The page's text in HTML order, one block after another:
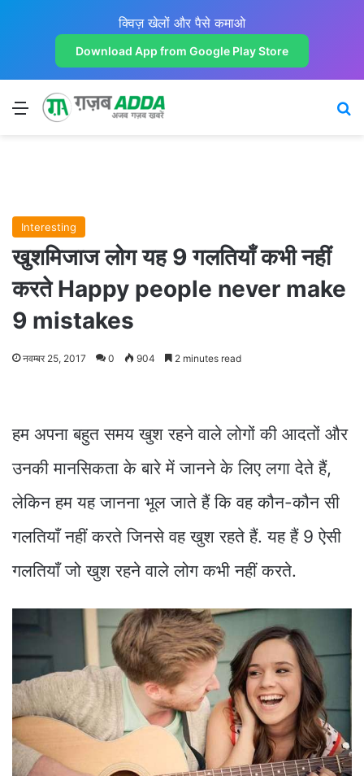
क्विज़ खेलों और पैसे कमाओ
Download App from Google Play Store
Menu
Interesting
खुशमिजाज लोग यह 9 गलतियाँ कभी नहीं
करते Happy people never make
9 mistakes
नवम्बर 25, 2017 0 904 2 minutes read
हम अपना बहुत समय खुश रहने वाले लोगों की आदतों और
उनकी मानसिकता के बारे में जानने के लिए लगा देते हैं,
लेकिन हम यह जानना भूल जाते हैं कि वह कौन-कौन सी
गलतियाँ नहीं करते जिनसे वह खुश रहते हैं. यह हैं 9 ऐसी
गलतियाँ जो खुश रहने वाले लोग कभी नहीं करते.